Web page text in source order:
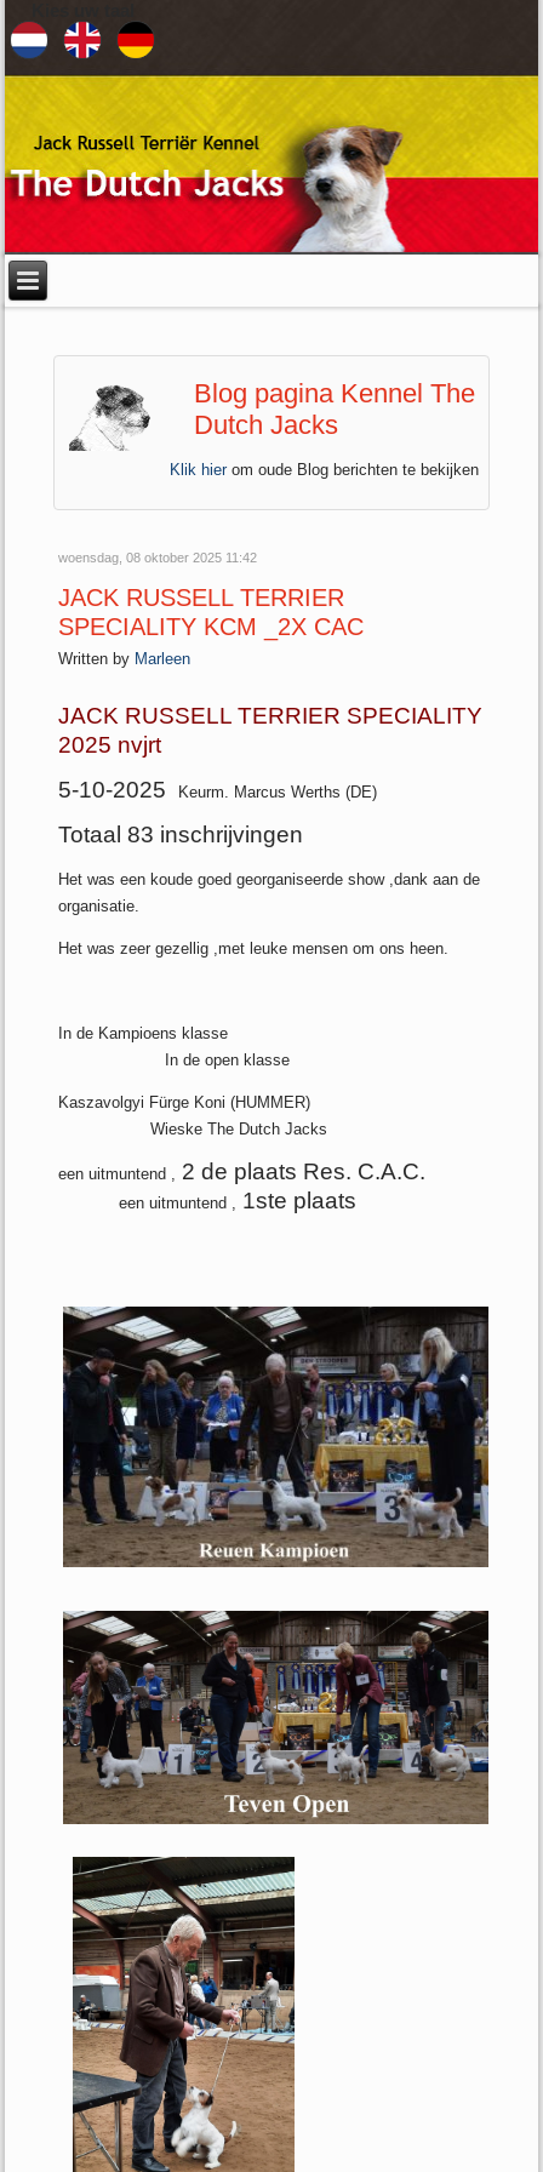
Blog pagina Kennel The
Dutch Jacks
Klik hierom oude Blog berichten te bekijken
woensdag, 08 oktober 2025 11:42
JACK RUSSELL TERRIER
SPECIALITY KCM _2X CAC
Written by Marleen
JACK RUSSELL TERRIER SPECIALITY
2025 nvjrt
5-10-2025
Keurm. Marcus Werths (DE)
Totaal 83 inschrijvingen
Het was een koude goed georganiseerde show ,dank aan de
organisatie.
Het was zeer gezellig ,met leuke mensen om ons heen.
In de Kampioens klasse
In de open klasse
Kaszavolgyi Fürge Koni (HUMMER)
Wieske The Dutch Jacks
een uitmuntend , 2 de plaats Res. C.A.C.
een uitmuntend , 1ste plaats